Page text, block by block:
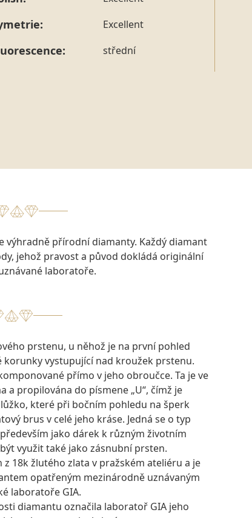
prstenu nás můžete
Excellent
střední
výhradně přírodní diamanty. Každý diamant
jehož pravost a původ dokládá originální
laboratoře.
prstenu, u něhož je na první pohled
korunky vystupující nad kroužek prstenu.
přímo v jeho obroučce. Ta je ve
a propilována do písmene „U“, čímž je
které při bočním pohledu na šperk
brus v celé jeho kráse. Jedná se o typ
jako dárek k různým životním
využit také jako zásnubní prsten.
18k žlutého zlata v pražském ateliéru a je
opatřeným mezinárodně uznávaným
laboratoře GIA.
diamantu označila laboratoř GIA jeho